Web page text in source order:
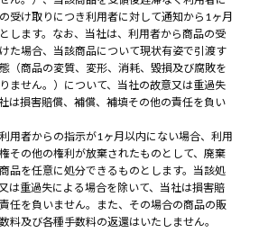
受け取りにつき利用者に対して通知から1ヶ月
します。なお、当社は、利用者から商品の受
た場合、当該商品について現状有姿で引渡す
（商品の変質、変形、消耗、毀損及び腐敗を
ません。）について、当社の故意又は重過失
は損害賠償、補償、補填その他の責任を負い
用者からの指示が1ヶ月以内にない場合、利用
その他の権利が放棄されたものとして、廃棄
品を任意に処分できるものとします。当該処
は重過失による場合を除いて、当社は損害賠
任を負いません。また、その場合の商品の販
料及び各種手数料の返還はいたしません。